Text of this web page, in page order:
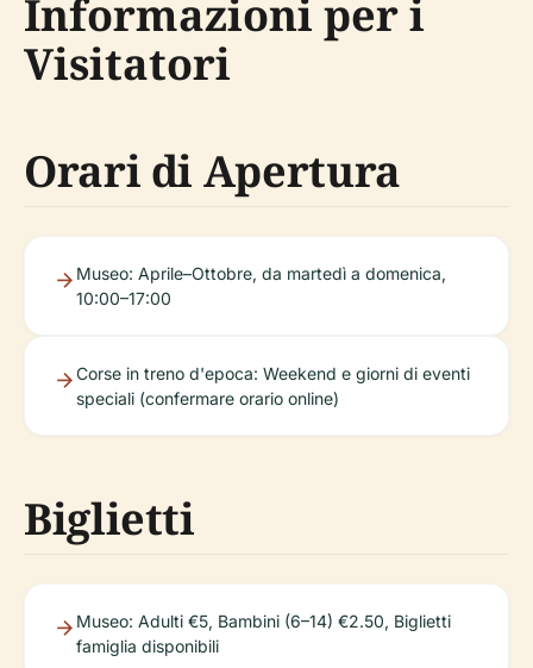
Informazioni per i
Visitatori
Orari di Apertura
Museo: Aprile–Ottobre, da martedì a domenica,
10:00–17:00
Corse in treno d'epoca: Weekend e giorni di eventi
speciali (confermare orario online)
Biglietti
Museo: Adulti €5, Bambini (6–14) €2.50, Biglietti
famiglia disponibili